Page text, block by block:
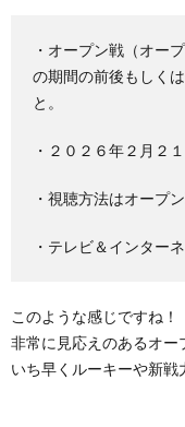
・オープン戦（オー
の期間の前後もしく
と。
・２０２６年２月２
・視聴方法はオープ
・テレビ＆インター
このような感じですね！
非常に見応えのあるオー
いち早くルーキーや新戦